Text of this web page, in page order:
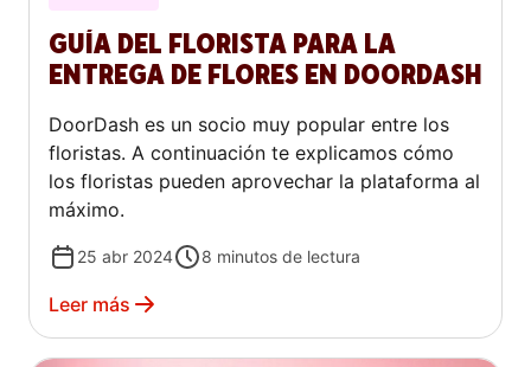
GUÍA DEL FLORISTA PARA LA
ENTREGA DE FLORES EN DOORDASH
DoorDash es un socio muy popular entre los
floristas. A continuación te explicamos cómo
los floristas pueden aprovechar la plataforma al
máximo.
25 abr 2024 8 minutos de lectura
Leer más